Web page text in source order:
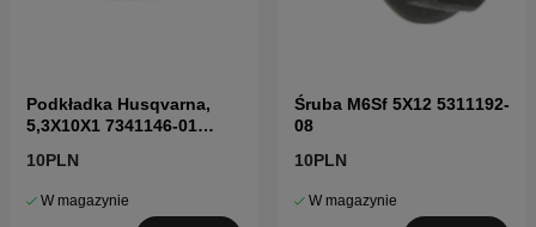
Podkładka Husqvarna,
5,3X10X1 7341146-01
10PLN
W magazynie
Śruba M6Sf 5X12 5311192-
08
10PLN
W magazynie